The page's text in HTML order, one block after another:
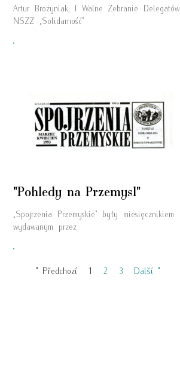
Artur Brożyniak, I Walne Zebranie Delegatów
NSZZ „Solidarność”
"
"Pohledy na Przemysl"
„Spojrzenia Przemyskie” były miesięcznikiem
wydawanym przez
"
" Předchozí 1 2 3 Další "